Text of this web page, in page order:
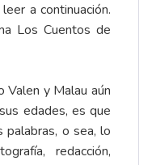
a continuación.
Los Cuentos de
Valen y Malau aún
edades, es que
palabras, o sea, lo
redacción,